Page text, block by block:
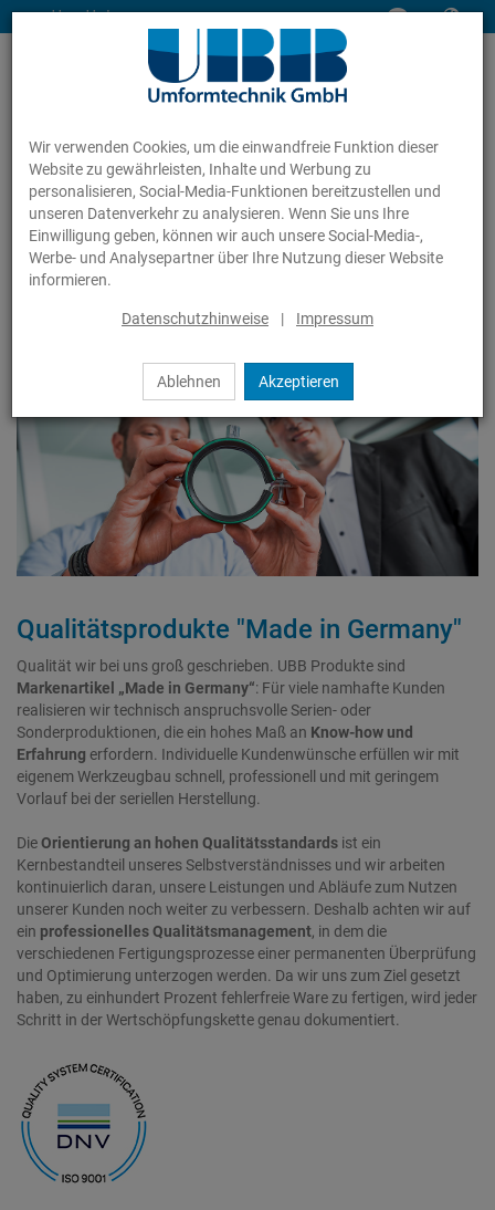
Wir verwenden Cookies, um die einwandfreie Funktion dieser
Website zu gewährleisten, Inhalte und Werbung zu
personalisieren, Social-Media-Funktionen bereitzustellen und
unseren Datenverkehr zu analysieren. Wenn Sie uns Ihre
Einwilligung geben, können wir auch unsere Social-Media-,
Werbe- und Analysepartner über Ihre Nutzung dieser Website
informieren.
Datenschutzhinweise | Impressum
Ablehnen Akzeptieren
www.ubb-gmbh.de
Unternehmen Qualität
Qualität
Qualitätsprodukte "Made in Germany"
Qualität wir bei uns groß geschrieben. UBB Produkte sind
Markenartikel „Made in Germany“: Für viele namhafte Kunden
realisieren wir technisch anspruchsvolle Serien- oder
Sonderproduktionen, die ein hohes Maß an Know-how und
Erfahrung erfordern. Individuelle Kundenwünsche erfüllen wir mit
eigenem Werkzeugbau schnell, professionell und mit geringem
Vorlauf bei der seriellen Herstellung.
DieOrientierung an hohen Qualitätsstandards ist ein
Kernbestandteil unseres Selbstverständnisses und wir arbeiten
kontinuierlich daran, unsere Leistungen und Abläufe zum Nutzen
unserer Kunden noch weiter zu verbessern. Deshalb achten wir auf
ein professionelles Qualitätsmanagement, in dem die
verschiedenen Fertigungsprozesse einer permanenten Überprüfung
und Optimierung unterzogen werden. Da wir uns zum Ziel gesetzt
haben, zu einhundert Prozent fehlerfreie Ware zu fertigen, wird jeder
Schritt in der Wertschöpfungskette genau dokumentiert.